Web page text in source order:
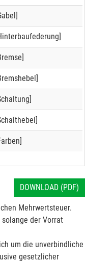
DOWNLOAD (PDF)
Mehrwertsteuer.
der Vorrat
um die unverbindliche
gesetzlicher